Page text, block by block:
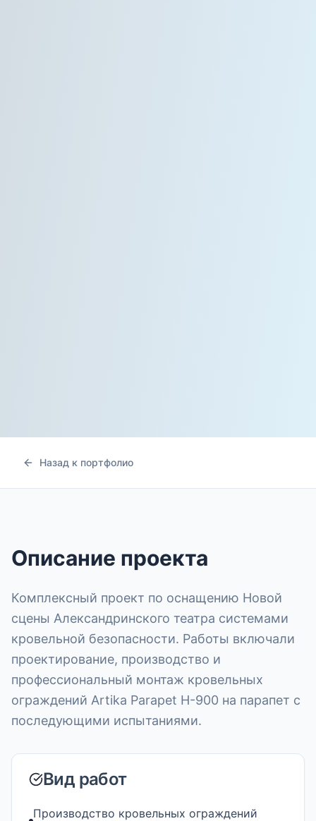
Назад к портфолио
Описание проекта
Комплексный проект по оснащению Новой
сцены Александринского театра системами
кровельной безопасности. Работы включали
проектирование, производство и
профессиональный монтаж кровельных
ограждений Artika Parapet H-900 на парапет с
последующими испытаниями.
Вид работ
Производство кровельных ограждений